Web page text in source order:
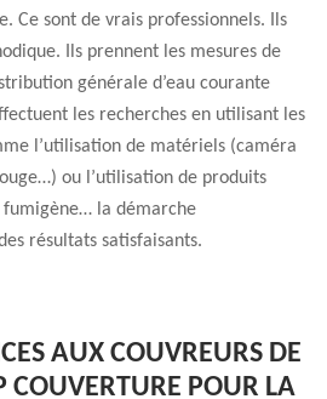
Ce sont de vrais professionnels. Ils
Ils prennent les mesures de
générale d’eau courante
les recherches en utilisant les
l’utilisation de matériels (caméra
ou l’utilisation de produits
la démarche
résultats satisfaisants.
AUX COUVREURS DE
COUVERTURE POUR LA